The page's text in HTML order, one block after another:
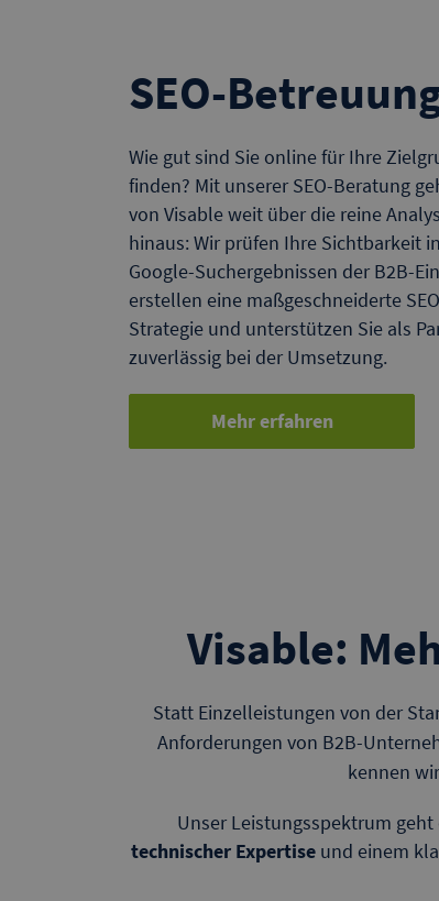
SEO-
Wie gut sind Sie online für Ihre
finden? Mit unserer SEO-Beratung
von Visable weit über die reine
hinaus: Wir prüfen Ihre Sichtbarkeit
Google-Suchergebnissen der B2B-
erstellen eine maßgeschneiderte
Strategie und unterstützen Sie als
zuverlässig bei der Umsetzung.
Mehr erfahren
Visable:
Statt Einzelleistungen von der
Anforderungen von B2B-
kennen
Unser Leistungsspektrum
technischer Expertise und einem